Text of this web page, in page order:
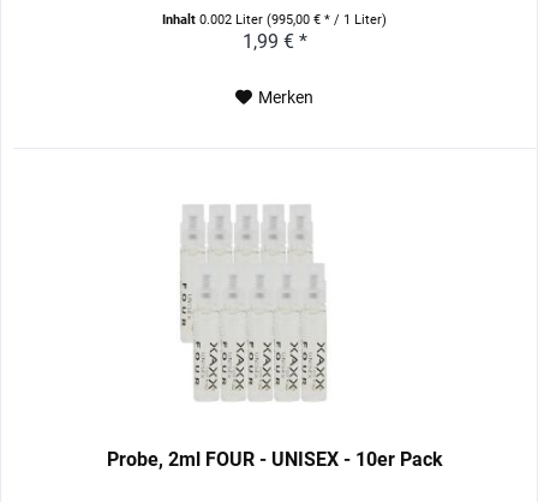
Inhalt0.002 Liter(995,00 € * / 1 Liter)
1,99 € *
Merken
Probe, 2ml FOUR - UNISEX - 10er Pack